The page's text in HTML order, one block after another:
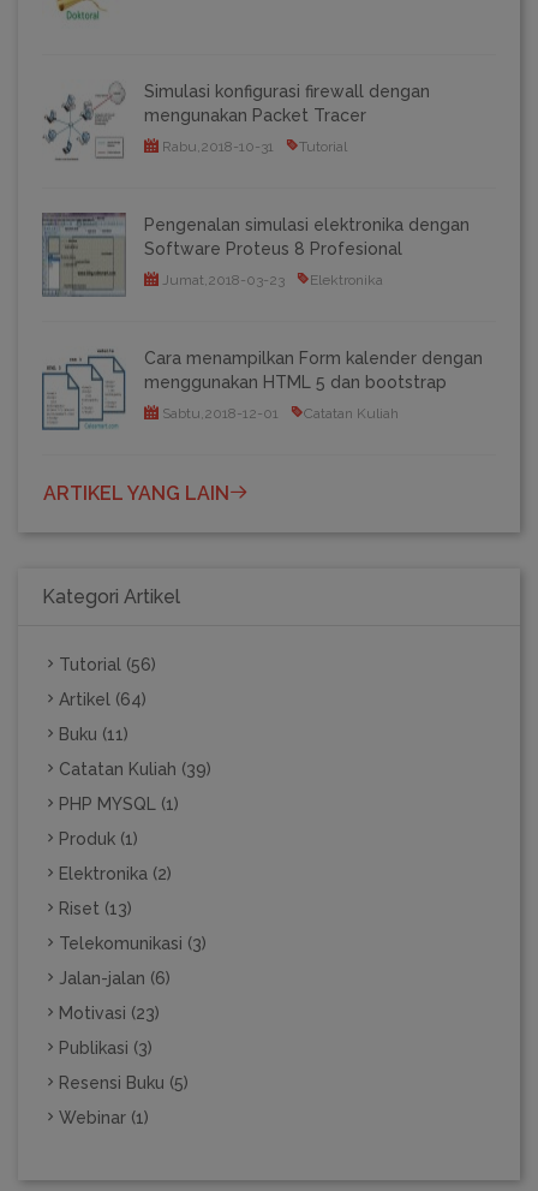
Simulasi konfigurasi firewall dengan
mengunakan Packet Tracer
Rabu,2018-10-31 Tutorial
Pengenalan simulasi elektronika dengan
Software Proteus 8 Profesional
Jumat,2018-03-23 Elektronika
Cara menampilkan Form kalender dengan
menggunakan HTML 5 dan bootstrap
Sabtu,2018-12-01 Catatan Kuliah
ARTIKEL YANG LAIN
Kategori Artikel
Tutorial (56)
Artikel (64)
Buku (11)
Catatan Kuliah (39)
PHP MYSQL (1)
Produk (1)
Elektronika (2)
Riset (13)
Telekomunikasi (3)
Jalan-jalan (6)
Motivasi (23)
Publikasi (3)
Resensi Buku (5)
Webinar (1)